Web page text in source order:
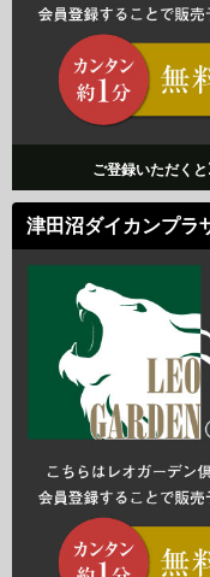
ご登録いただくと
津田沼ダイカンプラ